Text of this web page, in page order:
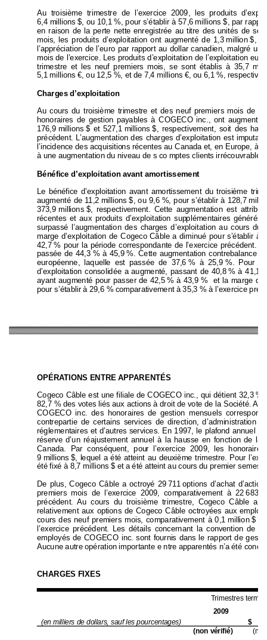
Au troisième trimestre de l’exercice 2009, les produits
6,4 millions $, ou 10,1 %, pour s’établir à 57,6 millions $, par rappo
en raison de la perte nette enregistrée au titre des unités de
mois, les produits d’exploitation ont augmenté de 1,3 million $,
l’appréciation de l’euro par rapport au dollar canadien, malgré
mois de l’exercice.
Les produits d’exploitation de l’exploitation
trimestre et les neuf premiers mois, se sont établis à 35, 7
5,1 millions €, ou 12,5 %, et de 7,4 millions €, ou 6,1 %,
Charges d’exploitation
Au cours du troisième trimestre et des neuf premiers mois de
honoraires de gestion payables à COGECO inc., ont augmenté
176,9 millions $ et 527,1 millions $, respectivement, soit des
précédent. L’augmentation des charges d’exploitation est imp
l’incidence des acquisitions récentes au Canada et, en Europe, à
à une augmentation du niveau de s co mptes clients irrécouvrables.
Bénéfice d’exploitation avant amortissement
Le bénéfice d’exploitation avant amortissement du troisième
augmenté de 11,2 millions $, ou 9,6 %, pour s’établir à 128,7 millio
373,9 millions $, respectivement. Cette augmentation est attrib
récentes et aux produits d’exploitation supplémentaires générés
surpassé l’augmentation des charges d’exploitation au cours du
marge d’exploitation de Cogeco Câble a diminué pour s’établir à
42,7 % pour la période correspondante de l’exercice précédent.
passée de 44,3 % à 45,9 %. Cette augmentation contrebalance
européenne, laquelle est passée de 37,6 % à 25,9 %. Pour
d’exploitation consolidée a augmenté, passant de 40,8 % à 41,1
ayant augmenté pour passer de 42,5 % à 43,9 %  et la marge
pour s’établir à 29,6 % comparativement à 35,3 % à l’exercice
OPÉRATIONS ENTRE APPARENTÉS
Cogeco Câble est une filiale de COGECO inc., qui détient 32,3 %
82,7 % des votes liés aux actions à droit de vote de la Société.
COGECO inc. des honoraires de gestion mensuels correspond
contrepartie de certains services de direction, d’administration
réglementaires et d’autres services. En 1997, le plafond annuel
réserve d’un réajustement annuel à la hausse en fonction de la
Canada. Par conséquent, pour l’exercice 2009, les honor
9 millions $, lequel a été atteint au deuxième trimestre. Pour
été fixé à 8,7 millions $ et a été atteint au cours du premier
De plus, Cogeco Câble a octroyé 29 711 options d’achat
premiers mois de l’exercice 2009, comparativement à 22 683
précédent. Au cours du troisième trimestre, Cogeco Câble a f
relativement aux options de Cogeco Câble octroyées aux employ
cours des neuf premiers mois, comparativement à 0,1 million $
l’exercice précédent. Les détails concernant la convention de
employés de COGECO inc. sont fournis dans le rapport de
Aucune autre opération importante e ntre apparentés n’a été
CHARGES FIXES
Trimestres termin
2009
(en milliers de dollars, sauf les pourcentages)
$
(non vérifié)